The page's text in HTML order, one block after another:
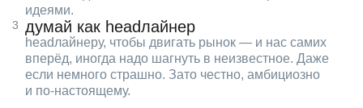
идеями.
думай как headлайнер
headлайнеру, чтобы двигать рынок — и нас самих
вперёд, иногда надо шагнуть в неизвестное. Даже
если немного страшно. Зато честно, амбициозно
и по‑настоящему.